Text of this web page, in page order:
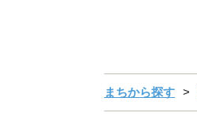
まちから探す